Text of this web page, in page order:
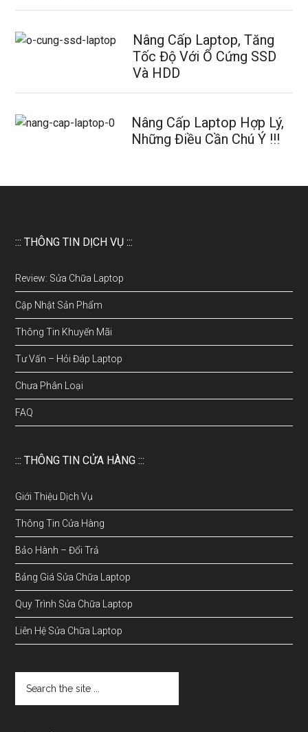
Nâng Cấp Laptop, Tăng
Tốc Độ Với Ổ Cứng SSD
Và HDD
Nâng Cấp Laptop Hợp Lý,
Những Điều Cần Chú Ý !!!
::: THÔNG TIN DỊCH VỤ :::
Review: Sửa Chữa Laptop
Cập Nhật Sản Phẩm
Thông Tin Khuyến Mãi
Tư Vấn – Hỏi Đáp Laptop
Chưa Phân Loại
FAQ
::: THÔNG TIN CỬA HÀNG :::
Giới Thiệu Dịch Vụ
Thông Tin Cửa Hàng
Bảo Hành – Đổi Trả
Bảng Giá Sửa Chữa Laptop
Quy Trình Sửa Chữa Laptop
Liên Hệ Sửa Chữa Laptop